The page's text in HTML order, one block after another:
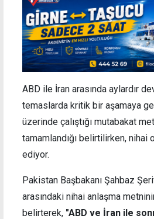
ABD ile İran arasında aylardır
temaslarda kritik bir aşamaya
üzerinde çalıştığı mutabakat
tamamlandığı belirtilirken, nihai
ediyor.
Pakistan Başbakanı Şahbaz
arasındaki nihai anlaşma
belirterek, "ABD ve İran ile